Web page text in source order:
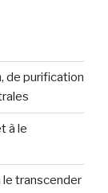
de purification
à le
le transcender